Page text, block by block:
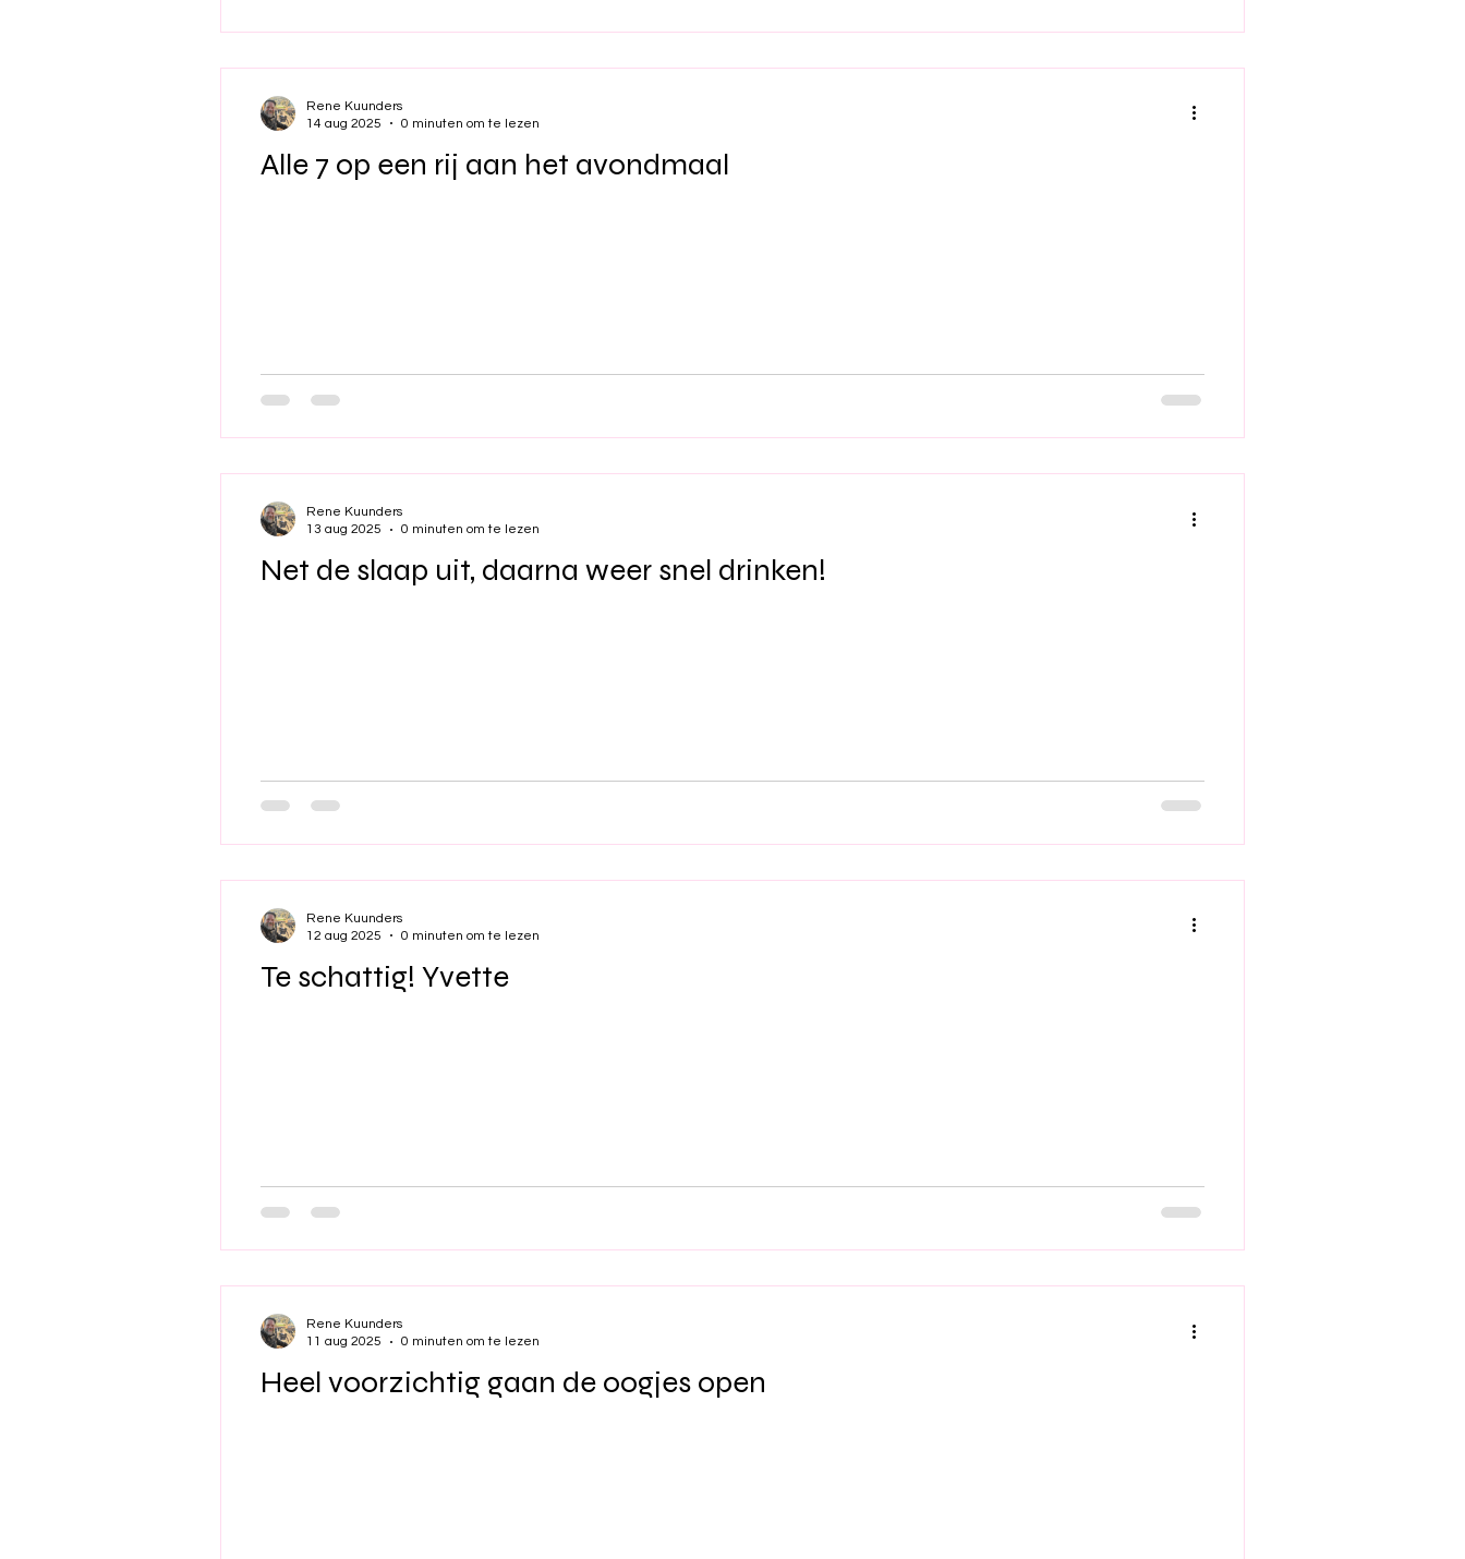
Alle 7 op een rij aan het avondmaal
Rene Kuunders
14 aug 2025
0 minuten om te lezen
Net de slaap uit, daarna weer snel drinken!
Rene Kuunders
13 aug 2025
0 minuten om te lezen
Te schattig! Yvette
Rene Kuunders
12 aug 2025
0 minuten om te lezen
Heel voorzichtig gaan de oogjes open
Rene Kuunders
11 aug 2025
0 minuten om te lezen